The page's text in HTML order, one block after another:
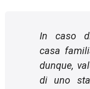
In caso
casa
dunque,
di uno